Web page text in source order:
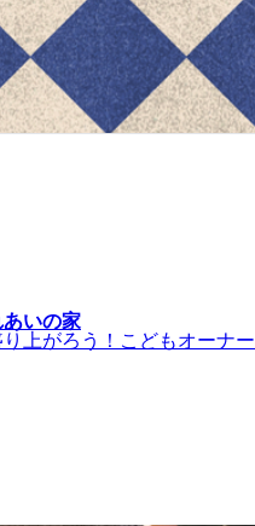
いの家
上がろう！こどもオーナー